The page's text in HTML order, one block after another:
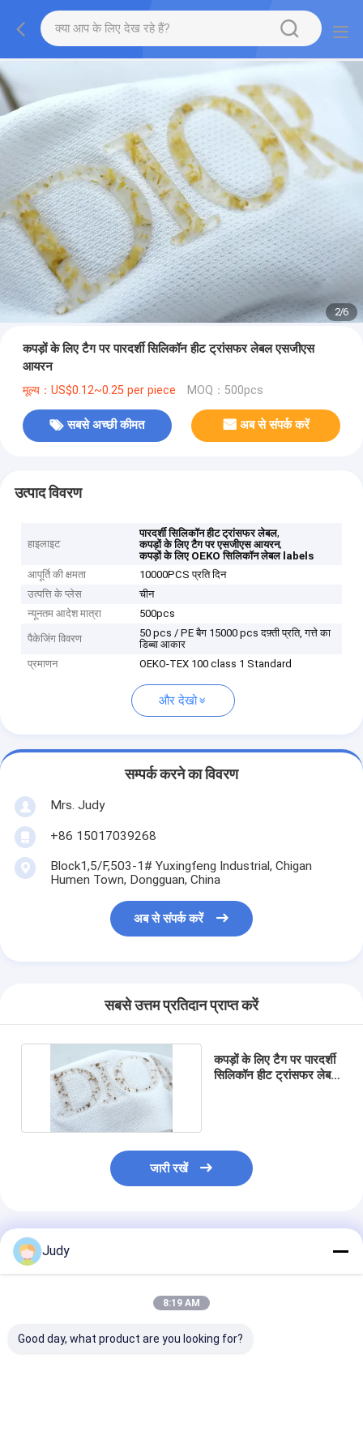
2/6
कपड़ों के लिए टैग पर पारदर्शी सिलिकॉन हीट ट्रांसफर लेबल एसजीएस
आयरन
मूल्य：US$0.12~0.25 per piece MOQ：500pcs
सबसे अच्छी कीमत अब से संपर्क करें
उत्पाद विवरण
हाइलाइट
पारदर्शी सिलिकॉन हीट ट्रांसफर लेबल,
कपड़ों के लिए टैग पर एसजीएस आयरन,
कपड़ों के लिए OEKO सिलिकॉन लेबल labels
आपूर्ति की क्षमता
10000PCS प्रति दिन
उत्पत्ति के प्लेस
चीन
न्यूनतम आदेश मात्रा
500pcs
पैकेजिंग विवरण
50 pcs / PE बैग 15000 pcs दफ़्ती प्रति, गत्ते का
डिब्बा आकार
प्रमाणन
OEKO-TEX 100 class 1 Standard
और देखो
सम्पर्क करने का विवरण
Mrs. Judy
+86 15017039268
Block1,5/F,503-1# Yuxingfeng Industrial, Chigan
Humen Town, Dongguan, China
अब से संपर्क करें
सबसे उत्तम प्रतिदान प्राप्त करें
कपड़ों के लिए टैग पर पारदर्शी
सिलिकॉन हीट ट्रांसफर लेबल
जारी रखें
अनुशंसित उत्पाद
Judy
8:19 AM
Good day, what product are you looking for?